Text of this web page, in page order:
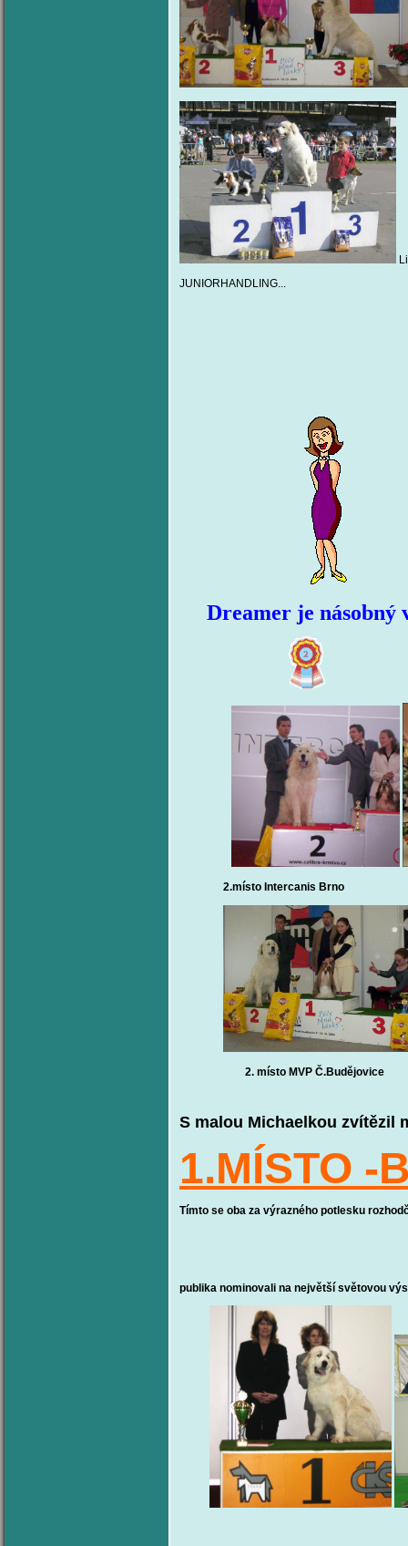
JUNIORHANDLING...
Dreamer je násobný
2.místo Intercanis Brno 1.místo
2. místo MVP Č.Budějovice
S malou Michaelkou zvítězil
1.MÍSTO -
Tímto se oba za výrazného potlesku
publika nominovali na největší světovou